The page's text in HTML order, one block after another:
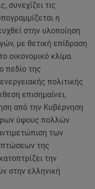
συνεχίζει τις
η
στην υλοποίηση
με θετική επίδραση
οικονομικό κλίμα.
πεδίο της
πολιτικής
επισημαίνει,
από την Κυβέρνηση
ύψους πολλών
των
της
την
στην ελληνική